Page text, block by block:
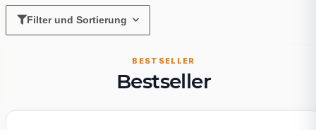
Filter und Sortierung
BESTSELLER
Bestseller